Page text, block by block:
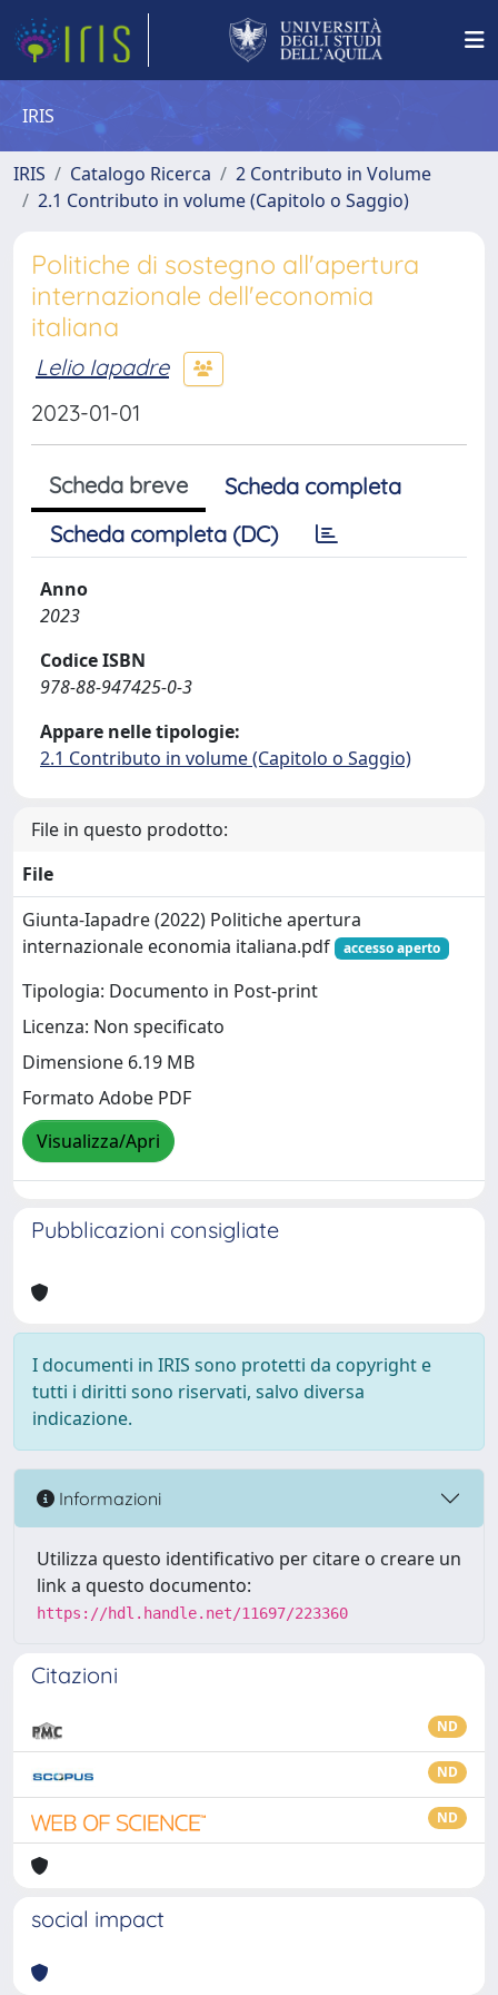
IRIS
IRIS Catalogo Ricerca
2 Contributo in Volume
2.1 Contributo in volume (Capitolo o Saggio)
Politiche di sostegno all'apertura
internazionale dell'economia
italiana
Lelio Iapadre
2023-01-01
Scheda breve
Scheda completa
Scheda completa (DC)
Anno
2023
Codice ISBN
978-88-947425-0-3
Appare nelle tipologie:
2.1 Contributo in volume (Capitolo o Saggio)
File in questo prodotto:
File
Giunta-Iapadre (2022) Politiche apertura
internazionale economia italiana.pdf
accesso aperto
Tipologia: Documento in Post-print
Licenza: Non specificato
Dimensione 6.19 MB
Formato Adobe PDF
Visualizza/Apri
Pubblicazioni consigliate
I documenti in IRIS sono protetti da copyright e
tutti i diritti sono riservati, salvo diversa
indicazione.
Informazioni
Utilizza questo identificativo per citare o creare un
link a questo documento:
https://hdl.handle.net/11697/223360
Citazioni
ND
ND
ND
social impact